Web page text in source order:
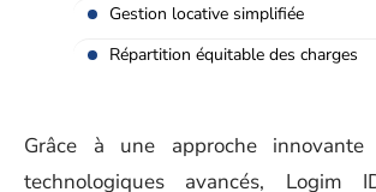
Gestion locative simplifiée
Répartition équitable des charges
Grâce à une approche
technologiques avancés, Logim